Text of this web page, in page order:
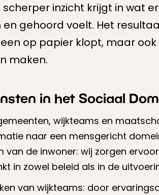
inzicht krijgt in wat
en gehoord voelt. Het
op papier klopt, maar
maken.
in het Sociaal
wijkteams en
naar een mensgericht
van de inwoner: wij zorgen
in zowel beleid als in de
van wijkteams: door